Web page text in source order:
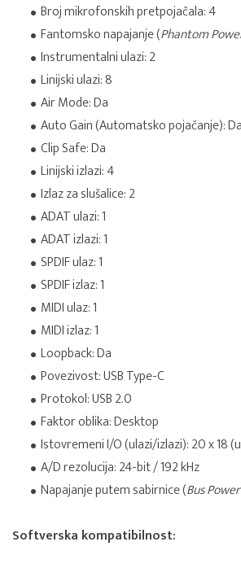
Broj mikrofonskih pretpojačala: 4
Fantomsko napajanje (Phantom
Instrumentalni ulazi: 2
Linijski ulazi: 8
Air Mode: Da
Auto Gain (Automatsko pojačanje): Da
Clip Safe: Da
Linijski izlazi: 4
Izlaz za slušalice: 2
ADAT ulazi: 1
ADAT izlazi: 1
SPDIF ulaz: 1
SPDIF izlaz: 1
MIDI ulaz: 1
MIDI izlaz: 1
Loopback: Da
Povezivost: USB Type-C
Protokol: USB 2.0
Faktor oblika: Desktop
Istovremeni I/O (ulazi/izlazi): 20 x 18
A/D rezolucija: 24-bit / 192 kHz
Napajanje putem sabirnice (Bus
Softverska kompatibilnost: